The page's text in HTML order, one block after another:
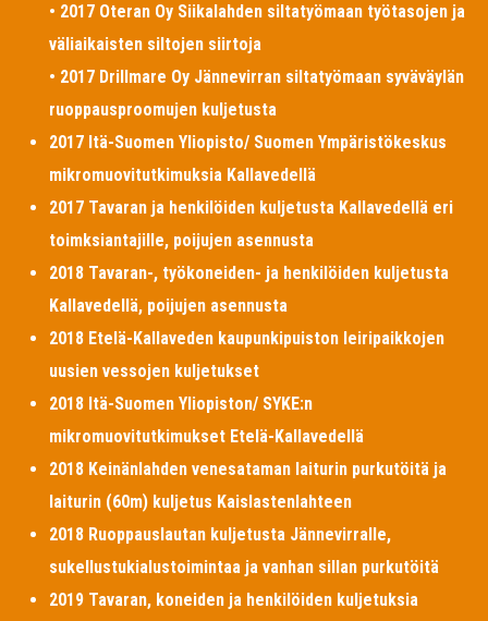
• 2017 Oteran Oy Siikalahden siltatyömaan työtasojen ja
väliaikaisten siltojen siirtoja
• 2017 Drillmare Oy Jännevirran siltatyömaan syväväylän
ruoppausproomujen kuljetusta
2017 Itä-Suomen Yliopisto/ Suomen Ympäristökeskus
mikromuovitutkimuksia Kallavedellä
2017 Tavaran ja henkilöiden kuljetusta Kallavedellä eri
toimksiantajille, poijujen asennusta
2018 Tavaran-, työkoneiden- ja henkilöiden kuljetusta
Kallavedellä, poijujen asennusta
2018 Etelä-Kallaveden kaupunkipuiston leiripaikkojen
uusien vessojen kuljetukset
2018 Itä-Suomen Yliopiston/ SYKE:n
mikromuovitutkimukset Etelä-Kallavedellä
2018 Keinänlahden venesataman laiturin purkutöitä ja
laiturin (60m) kuljetus Kaislastenlahteen
2018 Ruoppauslautan kuljetusta Jännevirralle,
sukellustukialustoimintaa ja vanhan sillan purkutöitä
2019 Tavaran, koneiden ja henkilöiden kuljetuksia